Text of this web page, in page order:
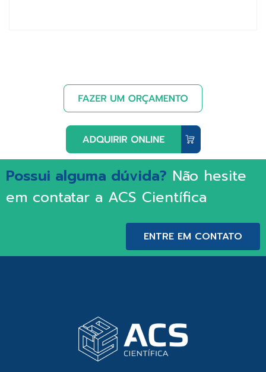
Possui alguma dúvida? Não hesite
em contatar a ACS Científica
ENTRE EM CONTATO